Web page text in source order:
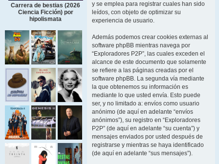
Carrera de bestias (2026
Ciencia Ficción) por
hipolismata
y se emplea para registrar cuales han sido
leídos, con objeto de optimizar su
experiencia de usuario.
Además podemos crear cookies externas al
software phpBB mientras navega por
“Exploradores P2P”, las cuales exceden el
alcance de este documento que solamente
se refiere a las páginas creadas por el
software phpBB. La segunda vía mediante
la que obtenemos su información es
mediante lo que usted envía. Esto puede
ser, y no limitado a: envíos como usuario
anónimo (de aquí en adelante “envíos
anónimos”), su registro en “Exploradores
P2P” (de aquí en adelante “su cuenta”) y
mensajes enviados por usted después de
registrarse y mientras se haya identificado
(de aquí en adelante “sus mensajes”).